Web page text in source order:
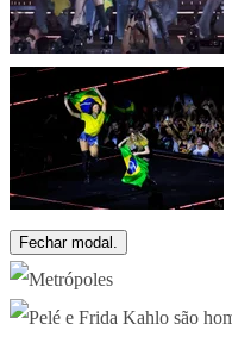
Fechar modal.